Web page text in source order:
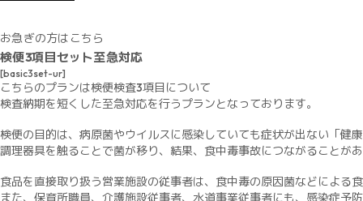
お急ぎの方はこちら
検便3項目セット至急対応
[basic3set-ur]
こちらのプランは検便検査3項目について
検査納期を短くした至急対応を行うプランとなっております。
検便の目的は、病原菌やウイルスに感染していても症状が出ない「健
調理器具を触ることで菌が移り、結果、食中毒事故につながることが
食品を直接取り扱う営業施設の従事者は、食中毒の原因菌などによ
また、保育所職員、介護施設従事者、水道事業従事者にも、感染症予